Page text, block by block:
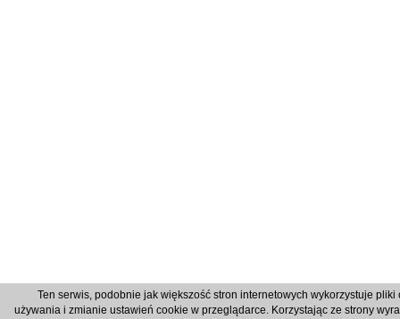
Ten serwis, podobnie jak większość stron internetowych wykorzystuje
używania i zmianie ustawień cookie w przeglądarce. Korzystając ze strony